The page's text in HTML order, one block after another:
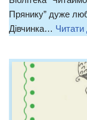
Прянику” дуже
Дівчинка… Читати